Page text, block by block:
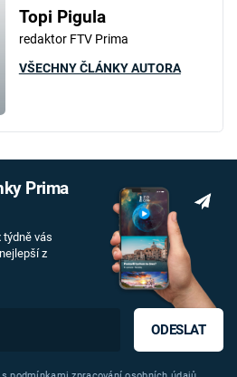
Topi Pigula
redaktor FTV Prima
VŠECHNY ČLÁNKY AUTORA
Prima
vás
z
ODESLAT